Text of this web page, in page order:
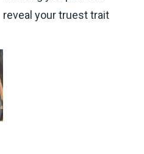
reveal your truest trait